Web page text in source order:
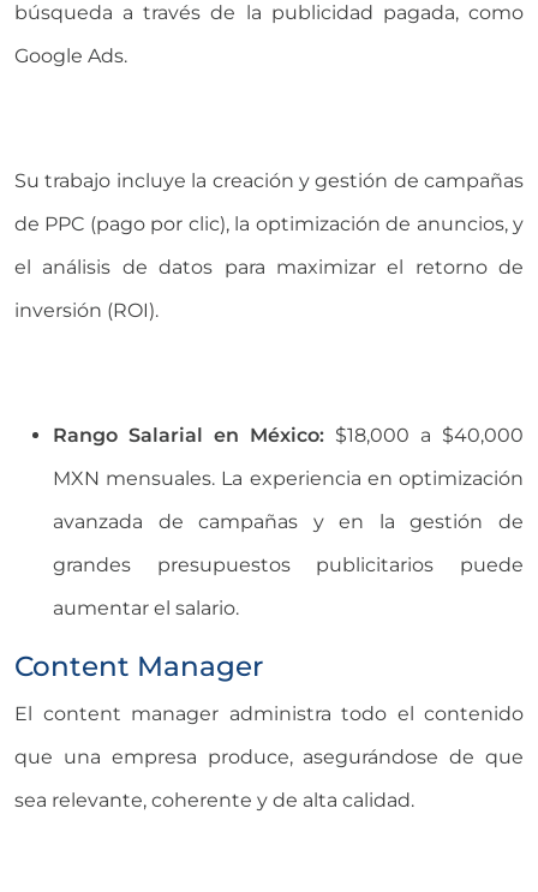
búsqueda a través de la publicidad pagada, como
Google Ads.
Su trabajo incluye la creación y gestión de campañas
de PPC (pago por clic), la optimización de anuncios, y
el análisis de datos para maximizar el retorno de
inversión (ROI).
Rango Salarial en México: $18,000 a $40,000
MXN mensuales. La experiencia en optimización
avanzada de campañas y en la gestión de
grandes presupuestos publicitarios puede
aumentar el salario.
Content Manager
El content manager administra todo el contenido
que una empresa produce, asegurándose de que
sea relevante, coherente y de alta calidad.